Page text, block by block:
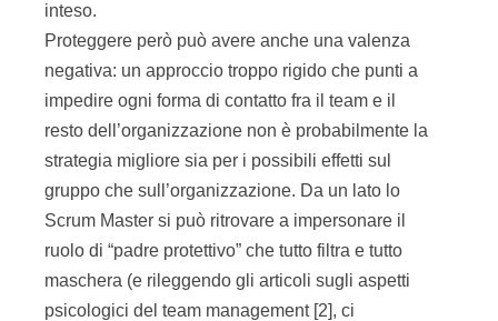
inteso.
Proteggere però può avere anche una valenza
negativa: un approccio troppo rigido che punti a
impedire ogni forma di contatto fra il team e il
resto dell’organizzazione non è probabilmente la
strategia migliore sia per i possibili effetti sul
gruppo che sull’organizzazione. Da un lato lo
Scrum Master si può ritrovare a impersonare il
ruolo di “padre protettivo” che tutto filtra e tutto
maschera (e rileggendo gli articoli sugli aspetti
psicologici del team management [2], ci